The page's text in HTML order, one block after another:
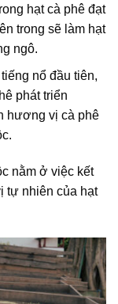
hạt cà phê đạt
trong sẽ làm hạt
ngô.
nổ đầu tiên,
phát triển
hương vị cà phê
.
nằm ở việc kết
tự nhiên của hạt